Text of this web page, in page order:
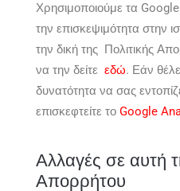
Χρησιμοποιούμε τα
την επισκεψιμότητα στην
την δική της Πολιτικής
να την δείτε εδώ. Εάν
δυνατότητα να σας
επισκεφτείτε το Google
Αλλαγές σε αυτή
Απορρήτου